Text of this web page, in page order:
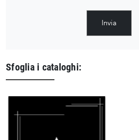
Invia
Sfoglia i cataloghi: